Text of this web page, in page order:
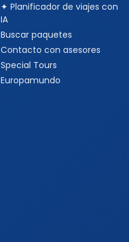
✦ Planificador de viajes con
IA
Buscar paquetes
Contacto con asesores
Special Tours
Europamundo